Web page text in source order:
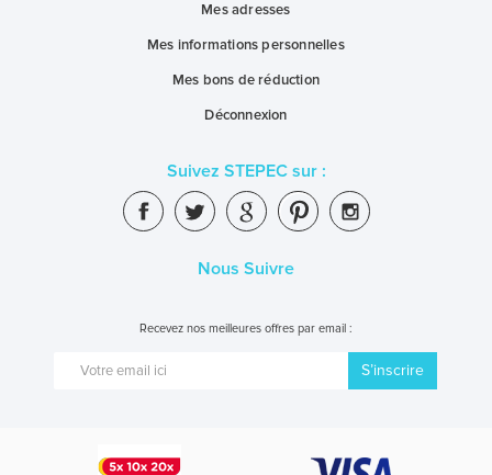
Mes adresses
Mes informations personnelles
Mes bons de réduction
Déconnexion
Suivez STEPEC sur :
Nous Suivre
Recevez nos meilleures offres par email :
S’inscrire